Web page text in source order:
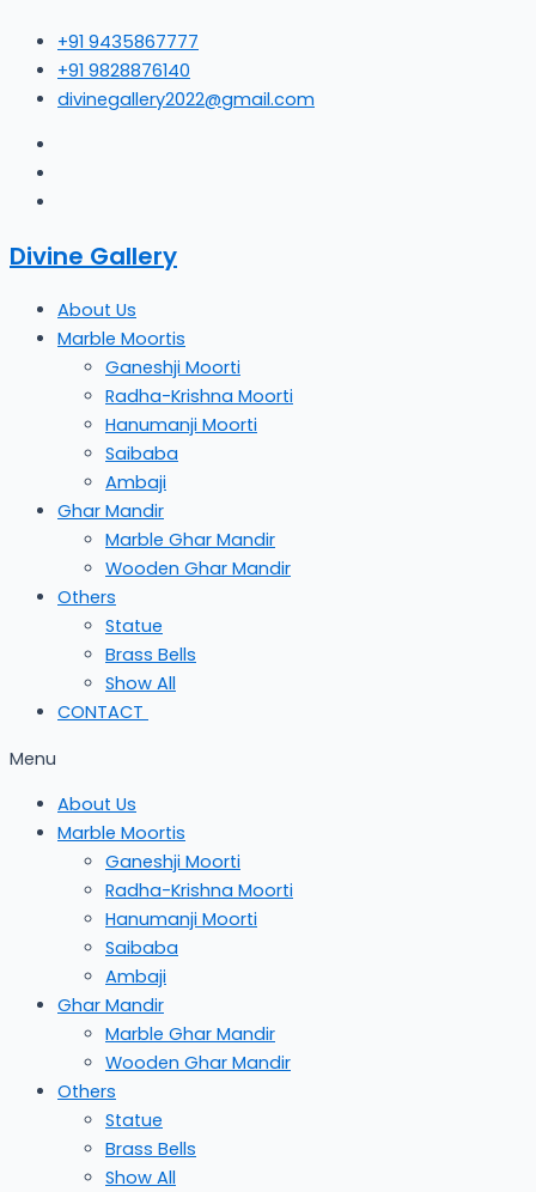
content
+91 9435867777
+91 9828876140
divinegallery2022@gmail.com
Divine Gallery
About Us
Marble Moortis
Ganeshji Moorti
Radha-Krishna Moorti
Hanumanji Moorti
Saibaba
Ambaji
Ghar Mandir
Marble Ghar Mandir
Wooden Ghar Mandir
Others
Statue
Brass Bells
Show All
CONTACT
Menu
About Us
Marble Moortis
Ganeshji Moorti
Radha-Krishna Moorti
Hanumanji Moorti
Saibaba
Ambaji
Ghar Mandir
Marble Ghar Mandir
Wooden Ghar Mandir
Others
Statue
Brass Bells
Show All